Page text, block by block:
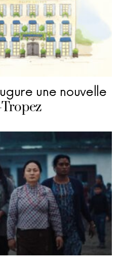
une nouvelle